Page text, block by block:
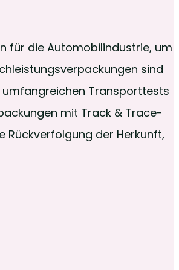
für die Automobilindustrie, um
sind
Transporttests
mit Track & Trace-
Rückverfolgung der Herkunft,